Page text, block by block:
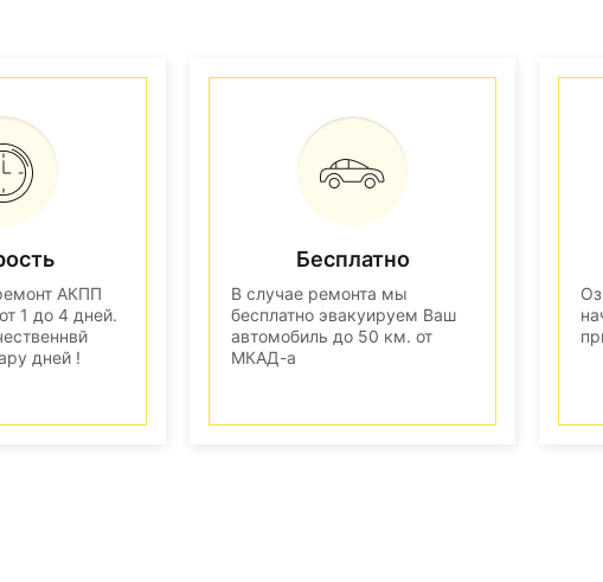
АКПП
1 до 4 дней.
дней !
Бесплатно
В случае ремонта мы
бесплатно эвакуируем Ваш
автомобиль до 50 км. от
МКАД-а